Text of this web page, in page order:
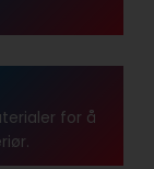
for å